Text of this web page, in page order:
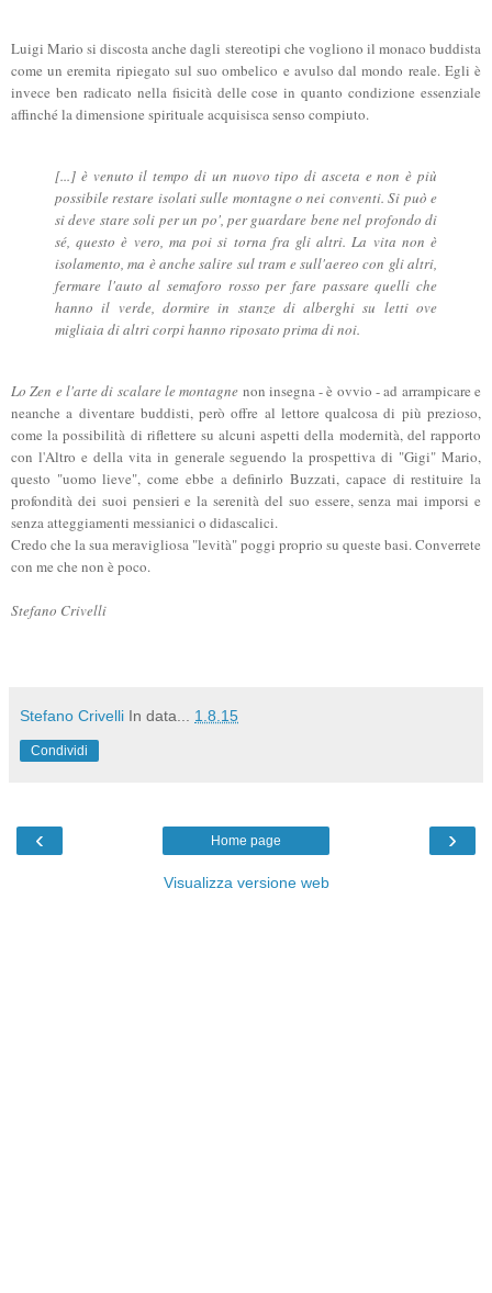
Luigi Mario si discosta anche dagli stereotipi che vogliono il monaco buddista
come un eremita ripiegato sul suo ombelico e avulso dal mondo reale. Egli è
invece ben radicato nella fisicità delle cose in quanto condizione essenziale
affinché la dimensione spirituale acquisisca senso compiuto.
[...] è venuto il tempo di un nuovo tipo di asceta e non è più
possibile restare isolati sulle montagne o nei conventi. Si può e
si deve stare soli per un po', per guardare bene nel profondo di
sé, questo è vero, ma poi si torna fra gli altri. La vita non è
isolamento, ma è anche salire sul tram e sull'aereo con gli altri,
fermare l'auto al semaforo rosso per fare passare quelli che
hanno il verde, dormire in stanze di alberghi su letti ove
migliaia di altri corpi hanno riposato prima di noi.
Lo Zen e l'arte di scalare le montagne non insegna - è ovvio - ad arrampicare e
neanche a diventare buddisti, però offre al lettore qualcosa di più prezioso,
come la possibilità di riflettere su alcuni aspetti della modernità, del rapporto
con l'Altro e della vita in generale seguendo la prospettiva di "Gigi" Mario,
questo "uomo lieve", come ebbe a definirlo Buzzati, capace di restituire la
profondità dei suoi pensieri e la serenità del suo essere, senza mai imporsi e
senza atteggiamenti messianici o didascalici.
Credo che la sua meravigliosa "levità" poggi proprio su queste basi. Converrete
con me che non è poco.
Stefano Crivelli
Stefano Crivelli In data... 1.8.15
Condividi
‹ ›
Home page
Visualizza versione web